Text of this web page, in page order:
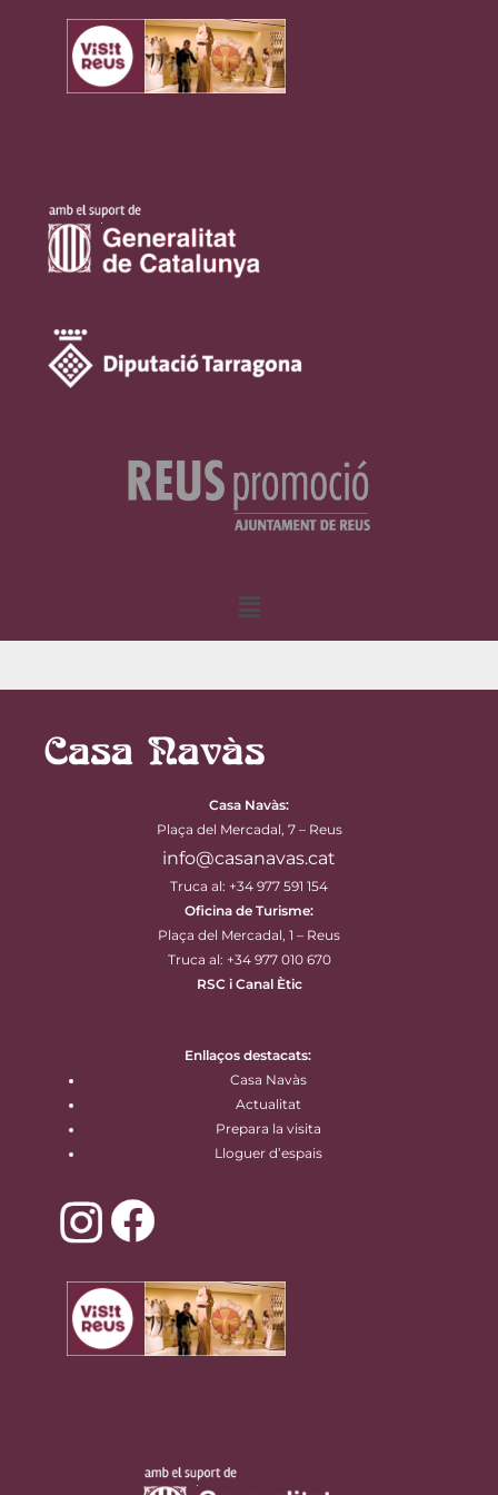
Menu
Casa Navàs:
Plaça del Mercadal, 7 – Reus
info@casanavas.cat
Truca al: +34 977 591 154
Oficina de Turisme:
Plaça del Mercadal, 1 – Reus
Truca al: +34 977 010 670
RSC i Canal Ètic
Enllaços destacats:
Casa Navàs
Actualitat
Prepara la visita
Lloguer d’espais